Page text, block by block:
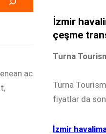
ac
İzmir
çeşme
Turna
Turna
fiyatlar da
İzmir